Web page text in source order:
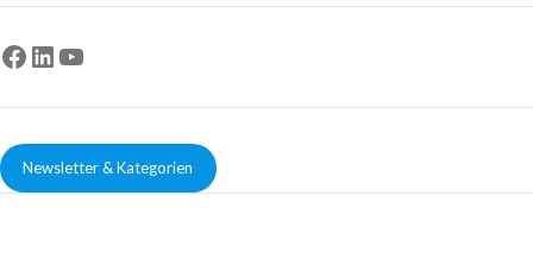
Newsletter & Kategorien